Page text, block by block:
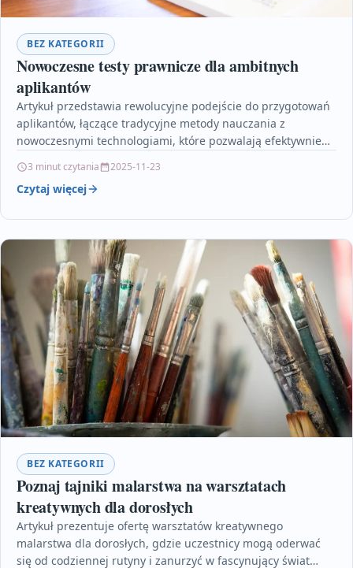
BEZ KATEGORII
Nowoczesne testy prawnicze dla ambitnych
aplikantów
Artykuł przedstawia rewolucyjne podejście do przygotowań
aplikantów, łączące tradycyjne metody nauczania z
nowoczesnymi technologiami, które pozwalają efektywnie
innowacyjne testy…
3 minut czytania 2025-11-23
Czytaj więcej
BEZ KATEGORII
Poznaj tajniki malarstwa na warsztatach
kreatywnych dla dorosłych
Artykuł prezentuje ofertę warsztatów kreatywnego
malarstwa dla dorosłych, gdzie uczestnicy mogą oderwać
się od codziennej rutyny i zanurzyć w fascynujący świat